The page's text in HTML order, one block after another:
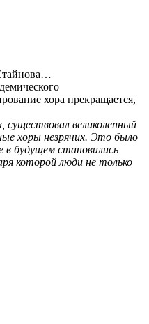
хора прекращается,
великолепный
хоры незрячих. Это было
в будущем становились
которой люди не только